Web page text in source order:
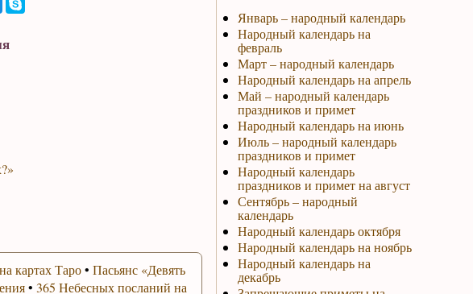
картах Таро• Пасьянс «Девять
• 365 Небесных посланий на
Январь – народный календарь
Народный календарь на
февраль
Март – народный календарь
Народный календарь на апрель
Май – народный календарь
праздников и примет
Народный календарь на июнь
Июль – народный календарь
праздников и примет
Народный календарь
праздников и примет на август
Сентябрь – народный
календарь
Народный календарь октября
Народный календарь на ноябрь
Народный календарь на
декабрь